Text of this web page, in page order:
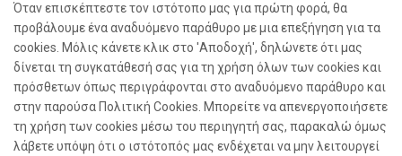
Όταν επισκέπτεστε τον ιστότοπο μας για πρώτη φορά, θα
προβάλουμε ένα αναδυόμενο παράθυρο με μια επεξήγηση για τα
cookies. Μόλις κάνετε κλικ στο 'Αποδοχή', δηλώνετε ότι μας
δίνεται τη συγκατάθεσή σας για τη χρήση όλων των cookies και
πρόσθετων όπως περιγράφονται στο αναδυόμενο παράθυρο και
στην παρούσα Πολιτική Cookies. Μπορείτε να απενεργοποιήσετε
τη χρήση των cookies μέσω του περιηγητή σας, παρακαλώ όμως
λάβετε υπόψη ότι ο ιστότοπός μας ενδέχεται να μην λειτουργεί
Ονοματεπώνυμο*
First Last
Email*